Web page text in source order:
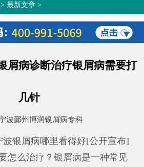
> 最新文章 >
屑病诊断治疗银屑病需要打
几针
波鄞州博润银屑病专科
银屑病哪里看得好[公开宣布]
怎么治疗？银屑病是一种常见